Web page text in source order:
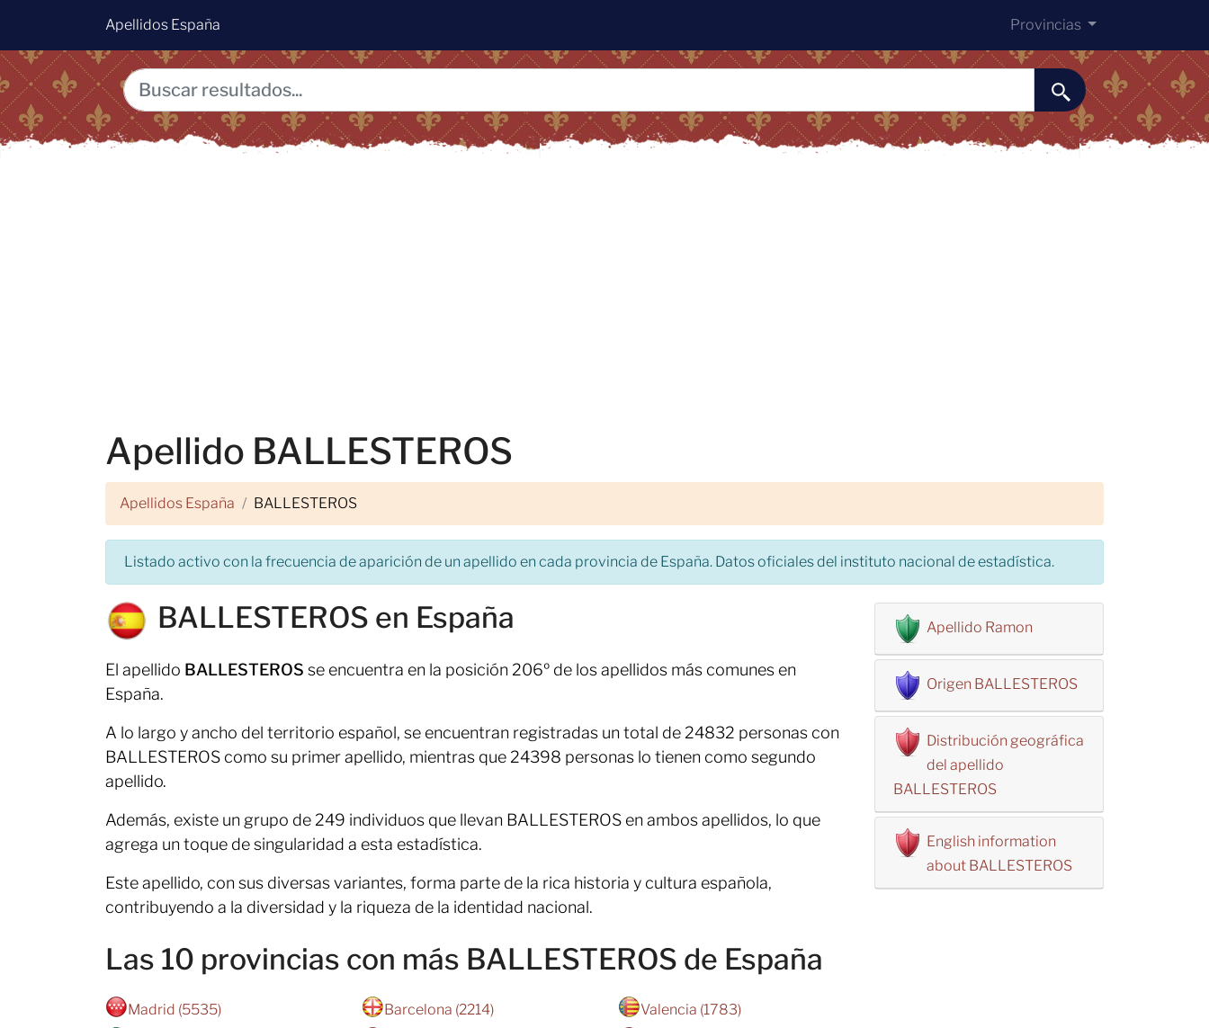
Apellidos España Provincias
Apellido BALLESTEROS
Apellidos España BALLESTEROS
Listado activo con la frecuencia de aparición de un apellido en cada provincia de España. Datos oficiales del instituto nacional de estadística.
BALLESTEROS en España
El apellido BALLESTEROS se encuentra en la posición 206º de los apellidos más comunes en
España.
A lo largo y ancho del territorio español, se encuentran registradas un total de 24832 personas con
BALLESTEROS como su primer apellido, mientras que 24398 personas lo tienen como segundo
apellido.
Además, existe un grupo de 249 individuos que llevan BALLESTEROS en ambos apellidos, lo que
agrega un toque de singularidad a esta estadística.
Este apellido, con sus diversas variantes, forma parte de la rica historia y cultura española,
contribuyendo a la diversidad y la riqueza de la identidad nacional.
Las 10 provincias con más BALLESTEROS de España
Madrid (5535) Barcelona (2214)
Valencia (1783)
Apellido Ramon
Origen BALLESTEROS
Distribución geográfica
del apellido
BALLESTEROS
English information
about BALLESTEROS